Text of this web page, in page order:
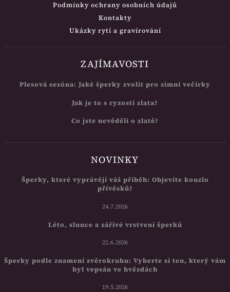
Podmínky ochrany osobních údajů
Kontakty
Ukázky rytí a gravírování
ZAJÍMAVOSTI
Plesová sezóna: Jaké šperky zvolit pro zimní večírky
Jak je to s ryzostí zlata?
Co jste nevěděli o zlatě?
NOVINKY
Šperky, které vyprávějí váš příběh: Objevíte kouzlo
přívěsků?
24.7.2026
Léto, slunce a zářivé vrstvení šperků
22.6.2026
Šperky podle znamení zvěrokruhu: Vyberte si ten, který vám
byl vepsán ve hvězdách
19.5.2026